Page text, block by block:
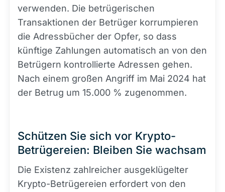
verwenden. Die betrügerischen
Transaktionen der Betrüger korrumpieren
die Adressbücher der Opfer, so dass
künftige Zahlungen automatisch an von den
Betrügern kontrollierte Adressen gehen.
Nach einem großen Angriff im Mai 2024 hat
der Betrug um 15.000 % zugenommen.
Schützen Sie sich vor Krypto-
Betrügereien: Bleiben Sie wachsam
Die Existenz zahlreicher ausgeklügelter
Krypto-Betrügereien erfordert von den